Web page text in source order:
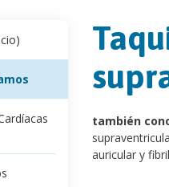
también
auricular y